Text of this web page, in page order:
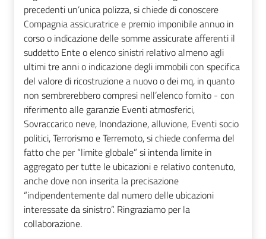
precedenti un’unica polizza, si chiede di conoscere
Compagnia assicuratrice e premio imponibile annuo in
corso o indicazione delle somme assicurate afferenti il
suddetto Ente o elenco sinistri relativo almeno agli
ultimi tre anni o indicazione degli immobili con specifica
del valore di ricostruzione a nuovo o dei mq, in quanto
non sembrerebbero compresi nell’elenco fornito - con
riferimento alle garanzie Eventi atmosferici,
Sovraccarico neve, Inondazione, alluvione, Eventi socio
politici, Terrorismo e Terremoto, si chiede conferma del
fatto che per “limite globale” si intenda limite in
aggregato per tutte le ubicazioni e relativo contenuto,
anche dove non inserita la precisazione
“indipendentemente dal numero delle ubicazioni
interessate da sinistro”. Ringraziamo per la
collaborazione.